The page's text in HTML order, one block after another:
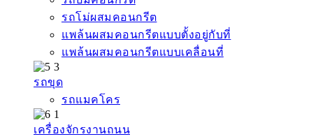
รถโม่ผสมคอนกรีต
แพล้นผสมคอนกรีตแบบตั้งอยู่กับที่
แพล้นผสมคอนกรีตแบบเคลื่อนที่
รถขุด
รถแมคโคร
เครื่องจักรงานถนน